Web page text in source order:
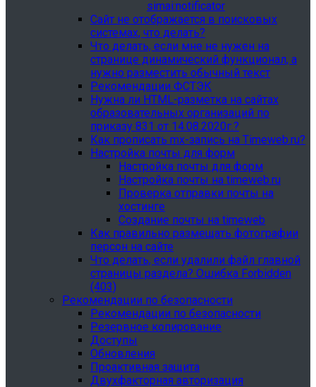
simai:notificator
Сайт не отображается в поисковых
системах, что делать?
Что делать, если мне не нужен на
странице динамический функционал, а
нужно разместить обычный текст
Рекомендации ФСТЭК
Нужна ли HTML-разметка на сайтах
образовательных организаций по
приказу 831 от 14.08.2020г.?
Как прописать mx-запись на Timeweb.ru?
Настройка почты для форм
Настройка почты для форм
Настройка почты на timeweb.ru
Проверка отправки почты на
хостинге
Создание почты на timeweb
Как правильно размещать фотографии
персон на сайте
Что делать, если удалили файл главной
страницы раздела? Ошибка Forbidden
(403)
Рекомендации по безопасности
Рекомендации по безопасности
Резервное копирование
Доступы
Обновления
Проактивная защита
Двухфакторная авторизация